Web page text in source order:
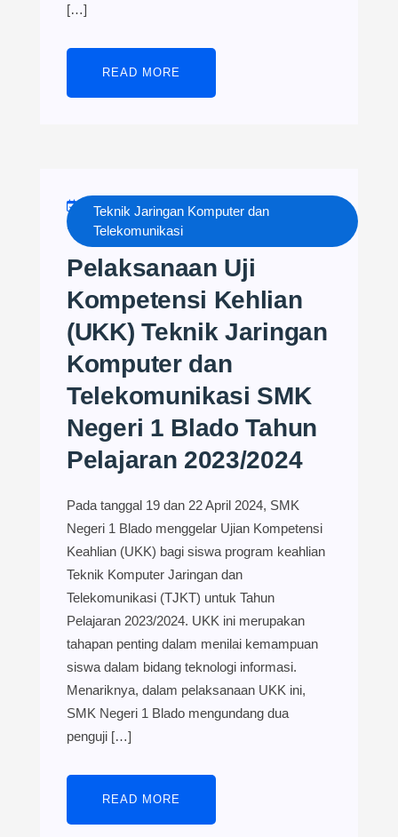
[…]
READ MORE
Teknik Jaringan Komputer dan
Telekomunikasi
APRIL 23, 2024
TJKT NESADO
NO COMMENTS
Pelaksanaan Uji
Kompetensi Kehlian
(UKK) Teknik Jaringan
Komputer dan
Telekomunikasi SMK
Negeri 1 Blado Tahun
Pelajaran 2023/2024
Pada tanggal 19 dan 22 April 2024, SMK
Negeri 1 Blado menggelar Ujian Kompetensi
Keahlian (UKK) bagi siswa program keahlian
Teknik Komputer Jaringan dan
Telekomunikasi (TJKT) untuk Tahun
Pelajaran 2023/2024. UKK ini merupakan
tahapan penting dalam menilai kemampuan
siswa dalam bidang teknologi informasi.
Menariknya, dalam pelaksanaan UKK ini,
SMK Negeri 1 Blado mengundang dua
penguji […]
READ MORE